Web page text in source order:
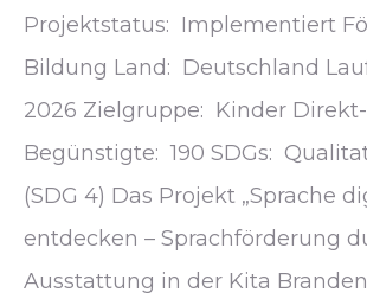
Projektstatus: Implementiert
Bildung Land: Deutschland
2026 Zielgruppe: Kinder Direkt-
Begünstigte: 190 SDGs:
(SDG 4) Das Projekt „Sprache
entdecken – Sprachförderung
Ausstattung in der Kita